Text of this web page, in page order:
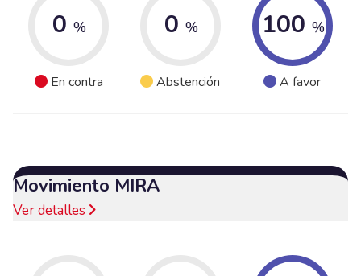
0 %
En contra
0 %
Abstención
100 %
A favor
Movimiento MIRA
Ver detalles